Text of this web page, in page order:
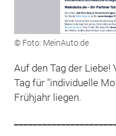
© Foto: MeinAuto.de
Auf den Tag der
Tag für "individuelle
Frühjahr liegen.